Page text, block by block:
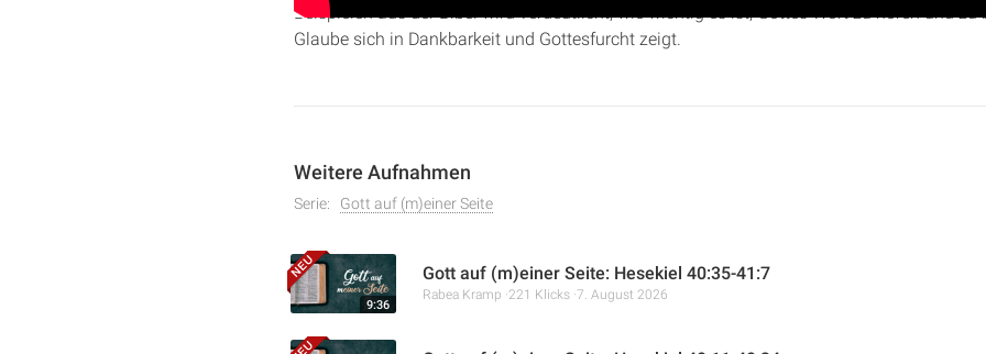
Beispielen aus der Bibel wird verdeutlicht, wie wichtig es ist, Gottes Wort zu hören und zu
Glaube sich in Dankbarkeit und Gottesfurcht zeigt.
Weitere Aufnahmen
Serie: Gott auf (m)einer Seite
9:36
Gott auf (m)einer Seite: Hesekiel 40:35-41:7
Rabea Kramp 221 Klicks 7. August 2026